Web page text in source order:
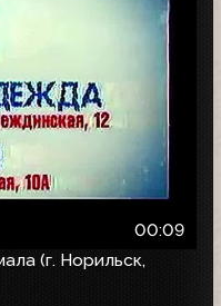
00:09
(г. Норильск,